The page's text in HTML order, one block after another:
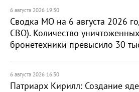
6 августа 2026 19:30
Сводка МО на 6 августа 2026
СВО). Количество
бронетехники превысило 30
6 августа 2026 16:30
Патриарх Кирилл: Создание